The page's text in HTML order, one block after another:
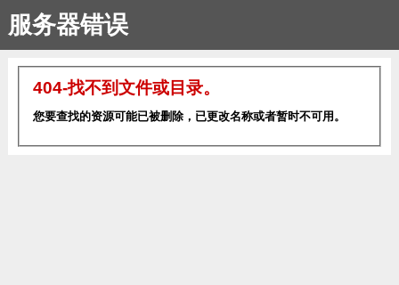
服务器错误
404-找不到文件或目录。
您要查找的资源可能已被删除，已更改名称或者暂时不可用。